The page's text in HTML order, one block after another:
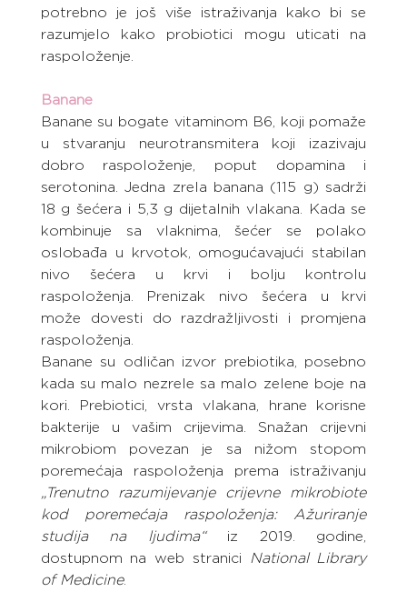
potrebno je još više istraživanja kako bi se
razumjelo kako probiotici mogu uticati na
raspoloženje.
Banane
Banane su bogate vitaminom B6, koji pomaže
u stvaranju neurotransmitera koji izazivaju
dobro raspoloženje, poput dopamina i
serotonina. Jedna zrela banana (115 g) sadrži
18 g šećera i 5,3 g dijetalnih vlakana. Kada se
kombinuje sa vlaknima, šećer se polako
oslobađa u krvotok, omogućavajući stabilan
nivo šećera u krvi i bolju kontrolu
raspoloženja. Prenizak nivo šećera u krvi
može dovesti do razdražljivosti i promjena
raspoloženja.
Banane su odličan izvor prebiotika, posebno
kada su malo nezrele sa malo zelene boje na
kori. Prebiotici, vrsta vlakana, hrane korisne
bakterije u vašim crijevima. Snažan crijevni
mikrobiom povezan je sa nižom stopom
„Trenutno razumijevanje crijevne mikrobiote
kod poremećaja raspoloženja: Ažuriranje
studija na ljudima“ iz 2019. godine,
dostupnom na web stranici National Library
of Medicine.